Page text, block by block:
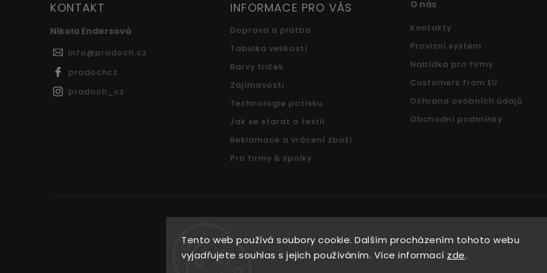
Tento web používá soubory cookie. Dalším procházením tohoto webu
vyjadřujete souhlas s jejich používáním. Více informací zde.
KONTAKT
Nikola Endersová
info@pradoch.cz
pradochcz
pradoch_cz
INFORMACE PRO VÁS
Doprava a platba
Tabulka velikostí
Barvy triček
Zajímavosti
Technologie potisku
Jak se starat o textil
Reklamace a vrácení zboží
Pro firmy & spolky
O nás
Kontakty
Provizní systém
Nabídka pro firmy
Customers from EU
Ochrana osobních údajů
Obchodní podmínky
Copyright 2026Pradoch.cz. Všechna práva vyhrazena.
VytvořilShoptet| DesignShoptak.cz.